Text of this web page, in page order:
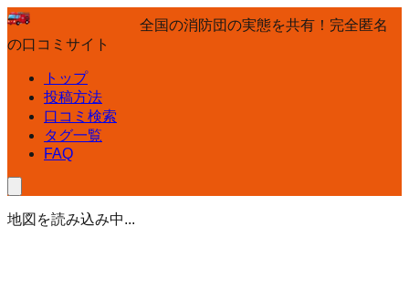
全国の消防団の実態を共有！完全匿名
の口コミサイト
トップ
投稿方法
口コミ検索
タグ一覧
FAQ
地図を読み込み中...